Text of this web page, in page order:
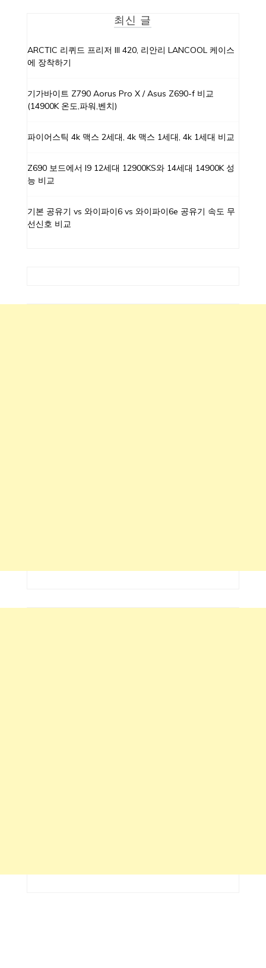
최신 글
ARCTIC 리퀴드 프리저 III 420, 리안리 LANCOOL 케이스
에 장착하기
기가바이트 Z790 Aorus Pro X / Asus Z690-f 비교
(14900K 온도,파워,벤치)
파이어스틱 4k 맥스 2세대, 4k 맥스 1세대, 4k 1세대 비교
Z690 보드에서 I9 12세대 12900KS와 14세대 14900K 성
능 비교
기본 공유기 vs 와이파이6 vs 와이파이6e 공유기 속도 무
선신호 비교